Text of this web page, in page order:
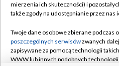
Naziemna Telewizja Cyfrowa
Rada Programowa
System NOS
mierzenia ich skuteczności) i
także zgody na udostępnianie przez nas
Twoje dane osobowe zbierane podczas
poszczególnych serwisówzwanych
zapisywane za pomocą technologii
WWW lub innych podobnych